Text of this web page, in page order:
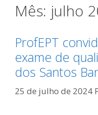
Mês: julho
ProfEPT
exame de
dos Santos
25 de julho de 2024